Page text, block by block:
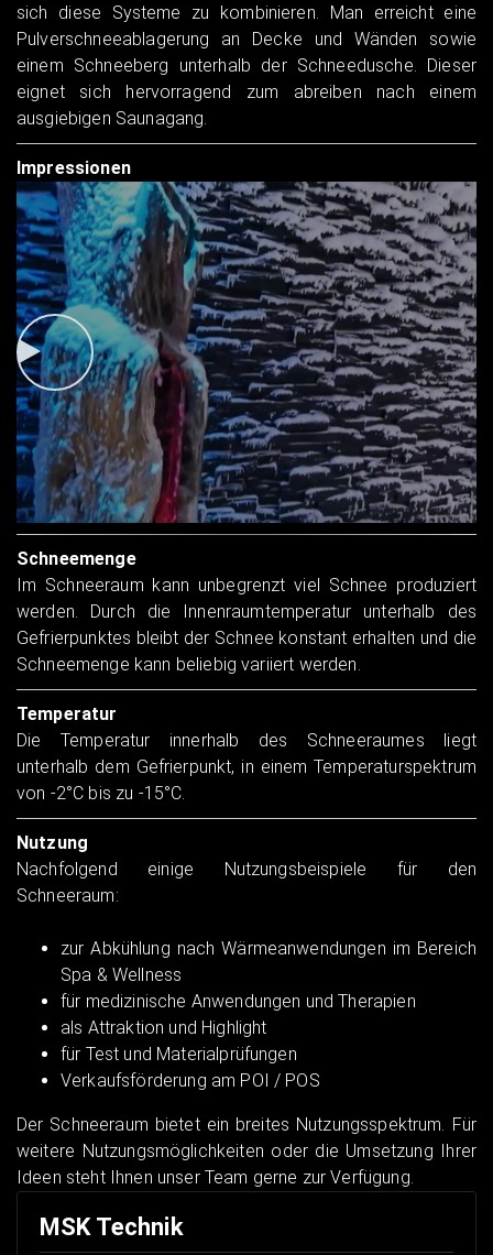
sich diese Systeme zu kombinieren. Man erreicht eine
Pulverschneeablagerung an Decke und Wänden sowie
einem Schneeberg unterhalb der Schneedusche. Dieser
eignet sich hervorragend zum abreiben nach einem
ausgiebigen Saunagang.
Impressionen
Schneemenge
Im Schneeraum kann unbegrenzt viel Schnee produziert
werden. Durch die Innenraumtemperatur unterhalb des
Gefrierpunktes bleibt der Schnee konstant erhalten und die
Schneemenge kann beliebig variiert werden.
Temperatur
Die Temperatur innerhalb des Schneeraumes liegt
unterhalb dem Gefrierpunkt, in einem Temperaturspektrum
von -2°C bis zu -15°C.
Nutzung
Nachfolgend einige Nutzungsbeispiele für den
Schneeraum:
zur Abkühlung nach Wärmeanwendungen im Bereich
Spa & Wellness
für medizinische Anwendungen und Therapien
als Attraktion und Highlight
für Test und Materialprüfungen
Verkaufsförderung am POI / POS
Der Schneeraum bietet ein breites Nutzungsspektrum. Für
weitere Nutzungsmöglichkeiten oder die Umsetzung Ihrer
Ideen steht Ihnen unser Team gerne zur Verfügung.
MSK Technik